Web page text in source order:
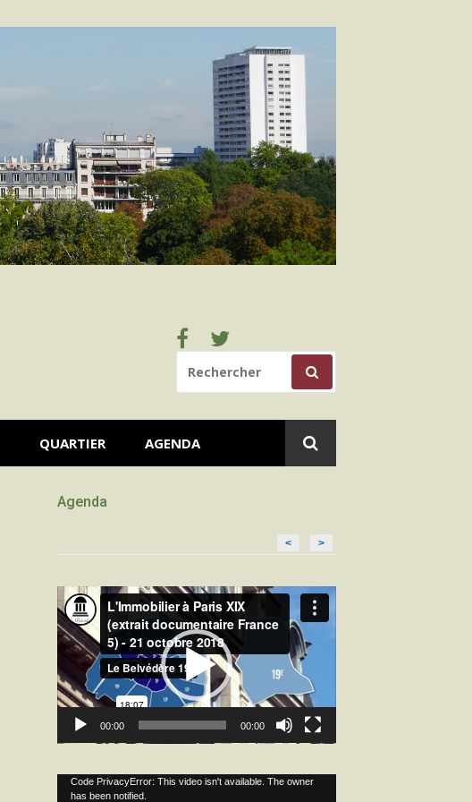
FacebookTwitter
POUR
:
QUARTIER AGENDA
Agenda
< >
Lecteur
vidéo
00:00 00:00
Lecteur
Code PrivacyError: This video isn't available. The owner
has been notified.